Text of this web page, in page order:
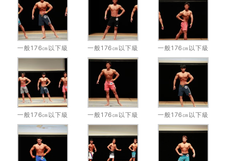
一般176㎝以下級 一般176㎝以下級 一般176㎝以下級
一般176㎝以下級 一般176㎝以下級 一般176㎝以下級